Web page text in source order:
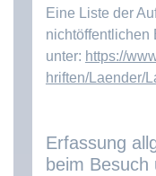
Eine Liste der
nichtöffentlichen
unter: https://
hriften/Laender/
Erfassung
beim